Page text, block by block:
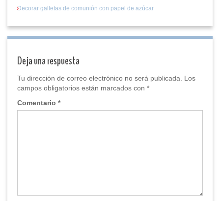
Decorar galletas de comunión con papel de azúcar
Deja una respuesta
Tu dirección de correo electrónico no será publicada. Los
campos obligatorios están marcados con *
Comentario *